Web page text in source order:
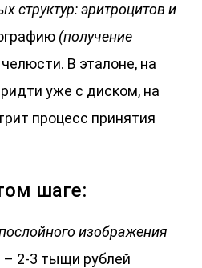
структур: эритроцитов и
(получение
челюсти. В эталоне, на
уже с диском, на
процесс принятия
шаге:
изображения
– 2-3 тыщи рублей